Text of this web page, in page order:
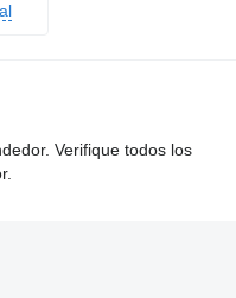
Verifique todos los